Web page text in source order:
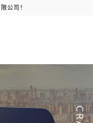
公司！